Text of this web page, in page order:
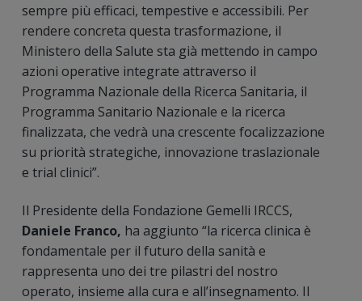
sempre più efficaci, tempestive e accessibili. Per
rendere concreta questa trasformazione, il
Ministero della Salute sta già mettendo in campo
azioni operative integrate attraverso il
Programma Nazionale della Ricerca Sanitaria, il
Programma Sanitario Nazionale e la ricerca
finalizzata, che vedrà una crescente focalizzazione
su priorità strategiche, innovazione traslazionale
e trial clinici”.
Il Presidente della Fondazione Gemelli IRCCS,
Daniele Franco, ha aggiunto “la ricerca clinica è
fondamentale per il futuro della sanità e
rappresenta uno dei tre pilastri del nostro
operato, insieme alla cura e all’insegnamento. Il